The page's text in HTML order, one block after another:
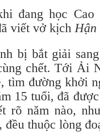
đang học
viết vở kịchHận
bị bắt giải
chết. Tới Ải
tìm đường khởi
15 tuổi, đã
rõ năm nào,
thuộc lòng